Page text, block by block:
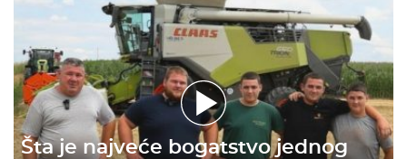
Šta je najveće bogatstvo jednog